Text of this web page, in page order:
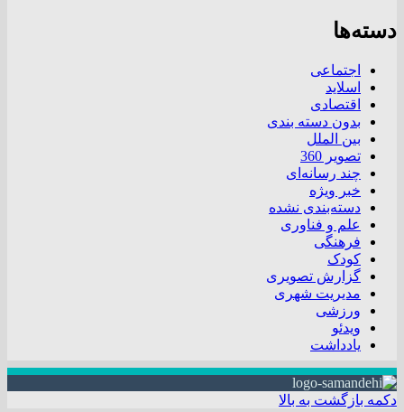
دسته‌ها
اجتماعی
اسلاید
اقتصادی
بدون دسته بندی
بین الملل
تصویر 360
چند رسانه‌ای
خبر ویژه
دسته‌بندی نشده
علم و فناوری
فرهنگی
کودک
گزارش تصویری
مدیریت شهری
ورزشی
ویدئو
یادداشت
دکمه بازگشت به بالا